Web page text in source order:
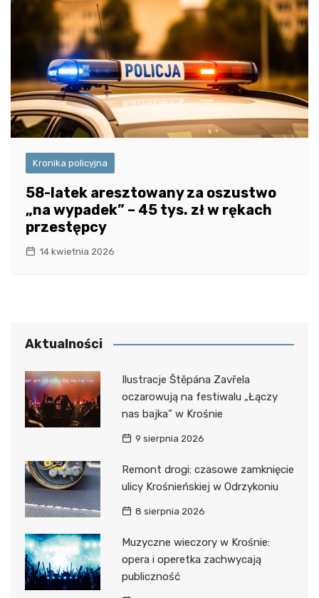
Kronika policyjna
58-latek aresztowany za oszustwo
„na wypadek” – 45 tys. zł w rękach
przestępcy
14 kwietnia 2026
Aktualności
Ilustracje Štěpána Zavřela
oczarowują na festiwalu „Łączy
nas bajka” w Krośnie
9 sierpnia 2026
Remont drogi: czasowe zamknięcie
ulicy Krośnieńskiej w Odrzykoniu
8 sierpnia 2026
Muzyczne wieczory w Krośnie:
opera i operetka zachwycają
publiczność